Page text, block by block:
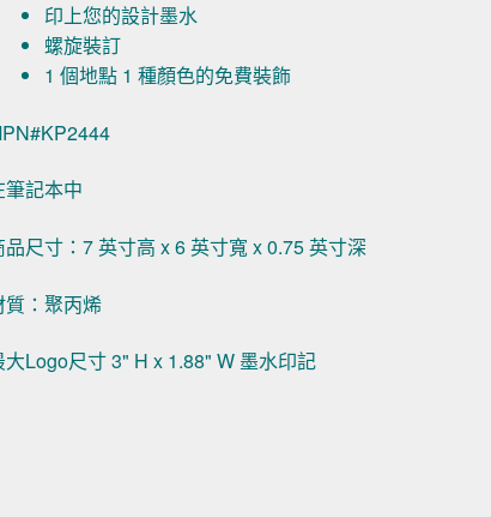
印上您的設計墨水
螺旋裝訂
1 個地點 1 種顏色的免費裝飾
筆記本中
品尺寸：7 英寸高 x 6 英寸寬 x 0.75 英寸深
質：聚丙烯
大Logo尺寸 3" H x 1.88" W 墨水印記